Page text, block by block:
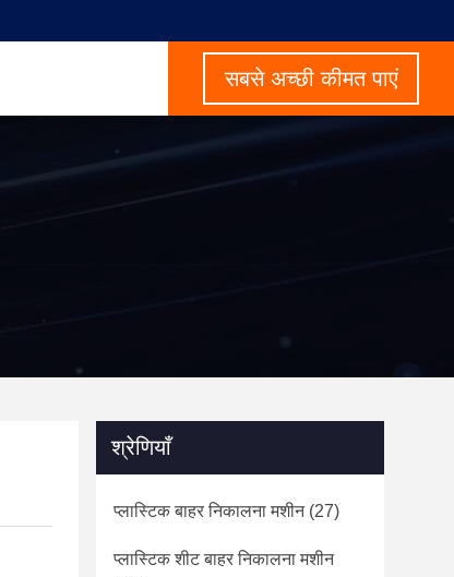
सबसे अच्छी कीमत पाएं
श्रेणियाँ
प्लास्टिक बाहर निकालना मशीन(27)
प्लास्टिक शीट बाहर निकालना मशीन